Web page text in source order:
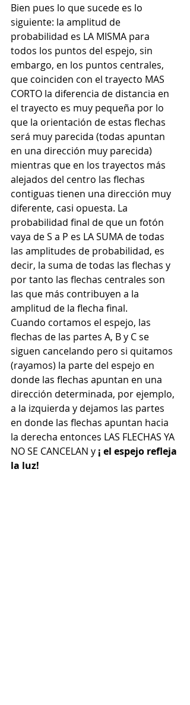
Bien pues lo que sucede es lo
siguiente: la amplitud de
probabilidad es LA MISMA para
todos los puntos del espejo, sin
embargo, en los puntos centrales,
que coinciden con el trayecto MAS
CORTO la diferencia de distancia en
el trayecto es muy pequeña por lo
que la orientación de estas flechas
será muy parecida (todas apuntan
en una dirección muy parecida)
mientras que en los trayectos más
alejados del centro las flechas
contiguas tienen una dirección muy
diferente, casi opuesta. La
probabilidad final de que un fotón
vaya de S a P es LA SUMA de todas
las amplitudes de probabilidad, es
decir, la suma de todas las flechas y
por tanto las flechas centrales son
las que más contribuyen a la
amplitud de la flecha final.
Cuando cortamos el espejo, las
flechas de las partes A, B y C se
siguen cancelando pero si quitamos
(rayamos) la parte del espejo en
donde las flechas apuntan en una
dirección determinada, por ejemplo,
a la izquierda y dejamos las partes
en donde las flechas apuntan hacia
la derecha entonces LAS FLECHAS YA
NO SE CANCELAN y ¡ el espejo refleja
la luz!